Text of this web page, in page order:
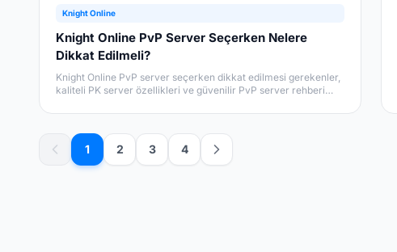
Knight Online
Knight Online PvP Server Seçerken Nelere
Dikkat Edilmeli?
Knight Online PvP server seçerken dikkat edilmesi gerekenler,
kaliteli PK server özellikleri ve güvenilir PvP server rehberi
1 2 3 4